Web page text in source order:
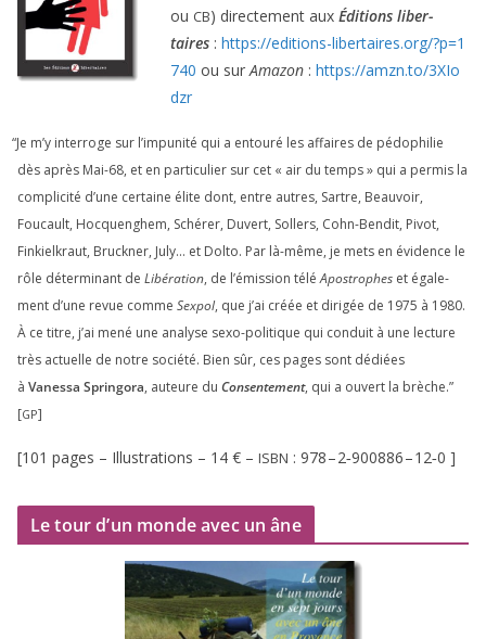
ou CB) direc­te­ment aux Éditions liber­
taires : https://​edi​tions​-liber​taires​.org/​?​p​=​1
740 ou sur Amazon : https://​amzn​.to/​3​X​I​o​
dzr
“Je m’y inter­roge sur l’impunité qui a entou­ré les affaires de pédo­phi­lie
dès après Mai-68, et en par­ti­cu­lier sur cet « air du temps » qui a per­mis la
com­pli­ci­té d’une cer­taine élite dont, entre autres, Sartre, Beauvoir,
Foucault, Hocquenghem, Schérer, Duvert, Sollers, Cohn-Bendit, Pivot,
Finkielkraut, Bruckner, July… et Dolto. Par là-même, je mets en évi­dence le
rôle déter­mi­nant de Libération, de l’émission téléApostrophes et éga­le­
ment d’une revue comme Sexpol, que j’ai créée et diri­gée de 1975 à 1980.
À ce titre, j’ai mené une ana­lyse sexo-poli­tique qui conduit à une lec­ture
très actuelle de notre socié­té. Bien sûr, ces pages sont dédiées
à Vanessa Springora, auteure du Consentement, qui a ouvert la brèche.”
[GP]
[101 pages – Illustrations – 14 € – ISBN : 978–2‑900886–12‑0 ]
Le tour d’un monde avec un âne